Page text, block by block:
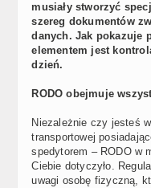
musiały stworzyć
szereg dokumentów
danych. Jak pokazuje
elementem jest
dzień.
RODO obejmuje
Niezależnie czy jesteś
transportowej
spedytorem – RODO w
Ciebie dotyczyło.
uwagi osobę fizyczną,